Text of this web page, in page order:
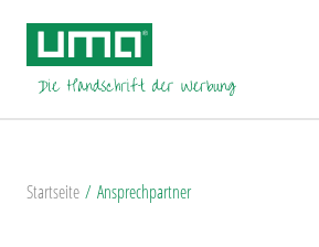
Startseite Ansprechpartner